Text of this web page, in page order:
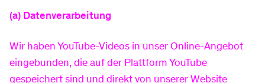
Informationen zum Browser und Betriebssystem,
Angaben zur Nutzung der Webseiten und die IP-
Adresse abgelegt.
(a) Datenverarbeitung
Wir haben YouTube-Videos in unser Online-Angebot
eingebunden, die auf der Plattform YouTube
gespeichert sind und direkt von unserer Website